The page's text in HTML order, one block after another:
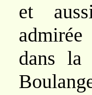
et
dans la